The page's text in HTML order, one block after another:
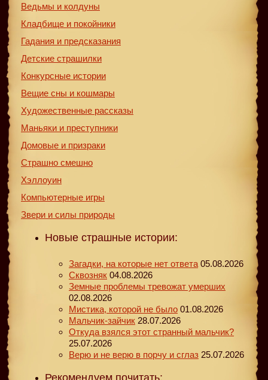
Ведьмы и колдуны
Кладбище и покойники
Гадания и предсказания
Детские страшилки
Конкурсные истории
Вещие сны и кошмары
Художественные рассказы
Маньяки и преступники
Домовые и призраки
Страшно смешно
Хэллоуин
Компьютерные игры
Звери и силы природы
Новые страшные истории:
Загадки, на которые нет ответа 05.08.2026
Сквозняк 04.08.2026
Земные проблемы тревожат умерших
02.08.2026
Мистика, которой не было 01.08.2026
Мальчик-зайчик 28.07.2026
Откуда взялся этот странный мальчик?
25.07.2026
Верю и не верю в порчу и сглаз 25.07.2026
Рекомендуем почитать: